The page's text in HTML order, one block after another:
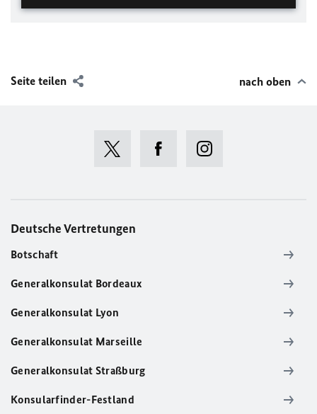
Seite teilen nach oben
Deutsche Vertretungen
Botschaft
Generalkonsulat Bordeaux
Generalkonsulat Lyon
Generalkonsulat Marseille
Generalkonsulat Straßburg
Konsularfinder-Festland